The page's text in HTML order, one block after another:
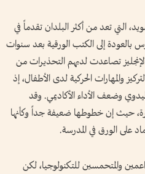
التي تعد من أكثر البلدان تقدماً في
بالعودة إلى الكتب الورقية بعد سنوات
تصاعدت لديهم التحذيرات من
والمهارات الحركية لدى الأطفال، إذ
وضعف الأداء الأكاديمي. وقد
حيث إن خطوطها ضعيفة جداً وكأنها
على الورق في المدرسة.
والمتحمسين للتكنولوجيا، لكن